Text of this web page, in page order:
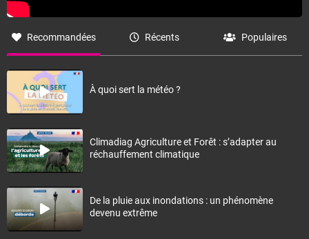
Recommandées Récents Populaires
À quoi sert la météo ?
Climadiag Agriculture et Forêt : s’adapter au
réchauffement climatique
De la pluie aux inondations : un phénomène
devenu extrême